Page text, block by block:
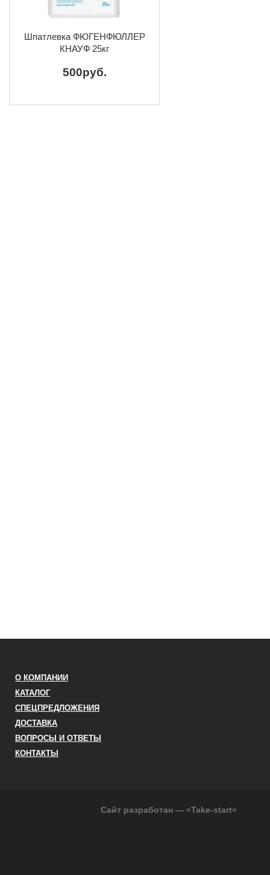
Шпатлевка ФЮГЕНФЮЛЛЕР
КНАУФ 25кг
500руб.
О КОМПАНИИ
КАТАЛОГ
СПЕЦПРЕДЛОЖЕНИЯ
ДОСТАВКА
ВОПРОСЫ И ОТВЕТЫ
КОНТАКТЫ
Сайт разработан — «Take-start»